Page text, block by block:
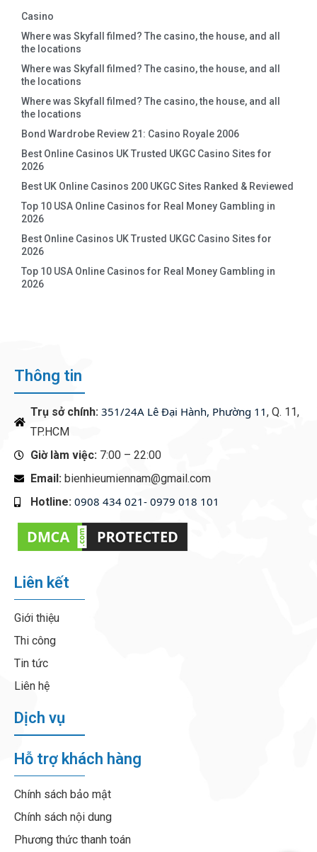
Casino
Where was Skyfall filmed? The casino, the house, and all
the locations
Where was Skyfall filmed? The casino, the house, and all
the locations
Where was Skyfall filmed? The casino, the house, and all
the locations
Bond Wardrobe Review 21: Casino Royale 2006
Best Online Casinos UK Trusted UKGC Casino Sites for
2026
Best UK Online Casinos 200 UKGC Sites Ranked & Reviewed
Top 10 USA Online Casinos for Real Money Gambling in
2026
Best Online Casinos UK Trusted UKGC Casino Sites for
2026
Top 10 USA Online Casinos for Real Money Gambling in
2026
Thông tin
Trụ sở chính: 351/24A Lê Đại Hành, Phường 11, Q. 11,
TP.HCM
Giờ làm việc: 7:00 – 22:00
Email: bienhieumiennam@gmail.com
Hotline: 0908 434 021- 0979 018 101
Liên kết
Giới thiệu
Thi công
Tin tức
Liên hệ
Dịch vụ
Hỗ trợ khách hàng
Chính sách bảo mật
Chính sách nội dung
Phương thức thanh toán